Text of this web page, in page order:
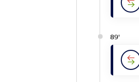
89'